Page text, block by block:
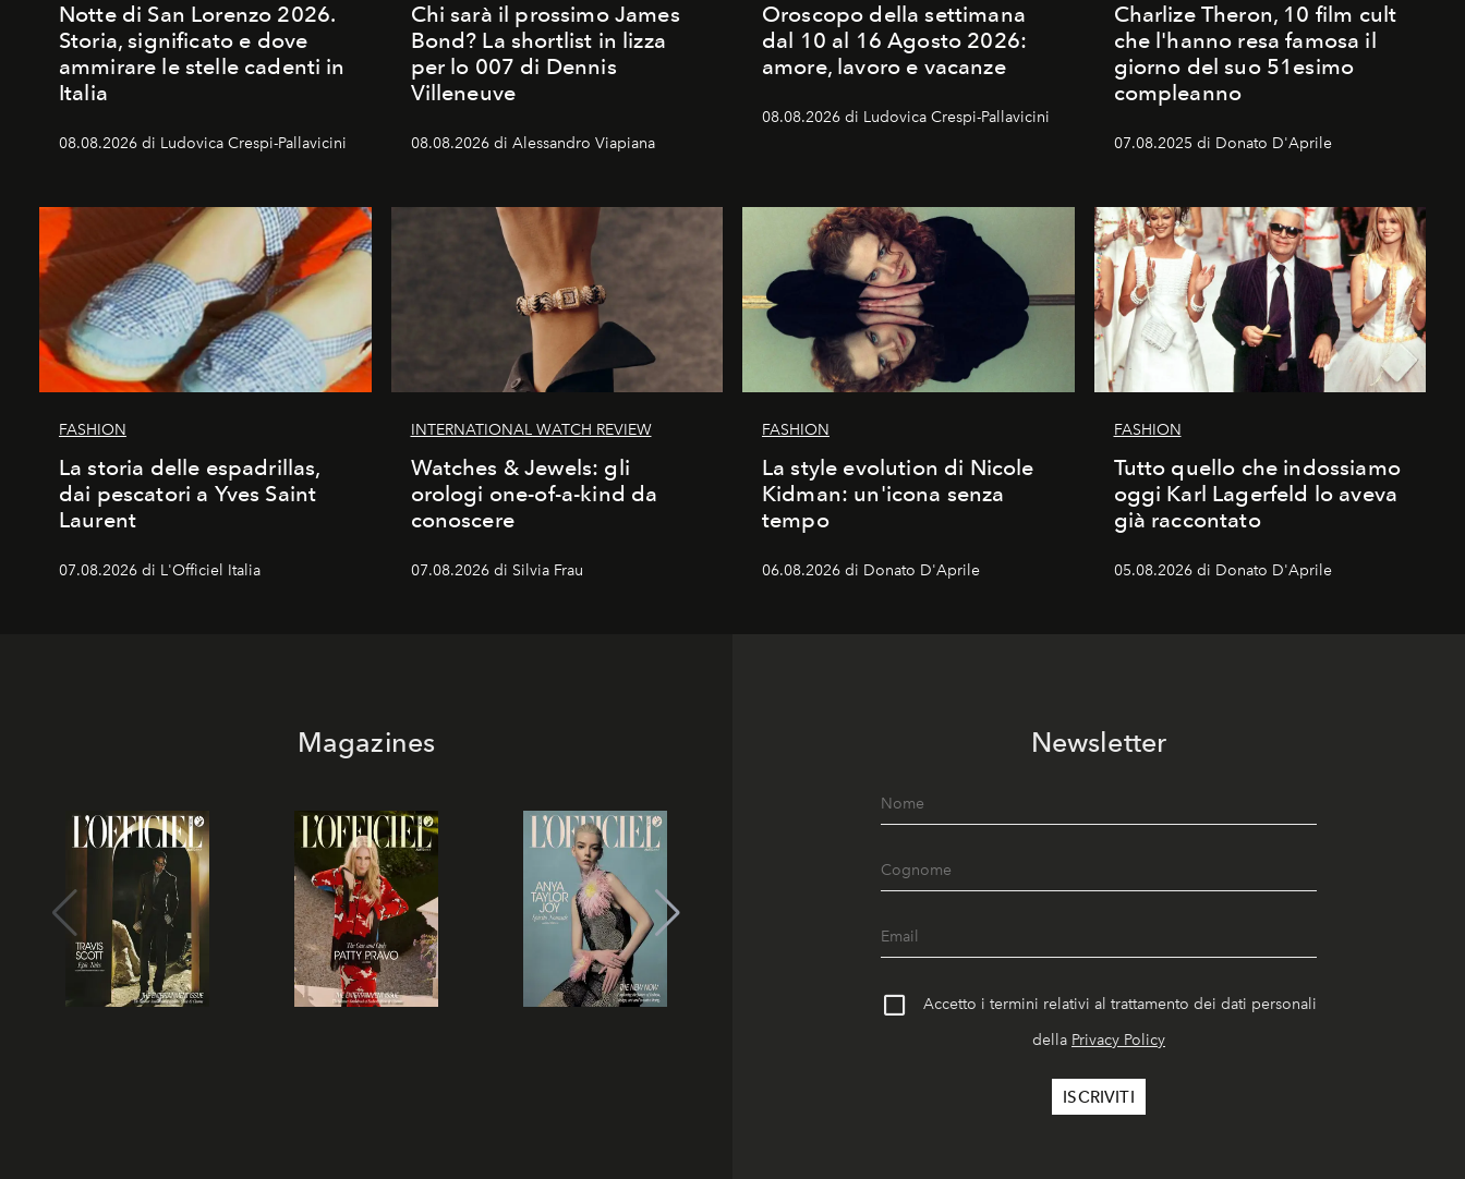
Notte di San Lorenzo 2026.
Storia, significato e dove
ammirare le stelle cadenti in
Italia
08.08.2026 di Ludovica Crespi-Pallavicini
Chi sarà il prossimo James
Bond? La shortlist in lizza
per lo 007 di Dennis
Villeneuve
08.08.2026 di Alessandro Viapiana
Oroscopo della settimana
dal 10 al 16 Agosto 2026:
amore, lavoro e vacanze
08.08.2026 di Ludovica Crespi-Pallavicini
Charlize Theron, 10 film cult
che l'hanno resa famosa il
giorno del suo 51esimo
compleanno
07.08.2025 di Donato D'Aprile
FASHION
La storia delle espadrillas,
dai pescatori a Yves Saint
Laurent
07.08.2026 di L'Officiel Italia
INTERNATIONAL WATCH REVIEW
Watches & Jewels: gli
orologi one-of-a-kind da
conoscere
07.08.2026 di Silvia Frau
FASHION
La style evolution di Nicole
Kidman: un'icona senza
tempo
06.08.2026 di Donato D'Aprile
FASHION
Tutto quello che indossiamo
oggi Karl Lagerfeld lo aveva
già raccontato
05.08.2026 di Donato D'Aprile
Magazines Newsletter
Accetto i termini relativi al trattamento dei dati personali
della Privacy Policy